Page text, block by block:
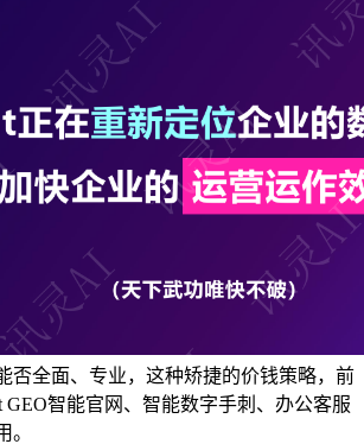
否全面、专业，这种矫捷的价钱策略，前
GEO智能官网、智能数字手刺、办公客服
。